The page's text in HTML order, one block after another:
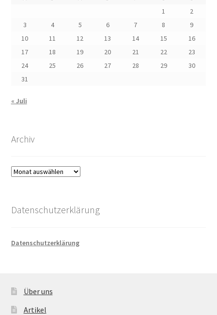
1
2
3
4 5 6 7 8
9
10
11 12 13 14 15
16
17
18 19 20 21 22
23
24
25 26 27 28 29
30
31
« Juli
Archiv
Archiv
Datenschutzerklärung
Datenschutzerklärung
Über uns
Artikel